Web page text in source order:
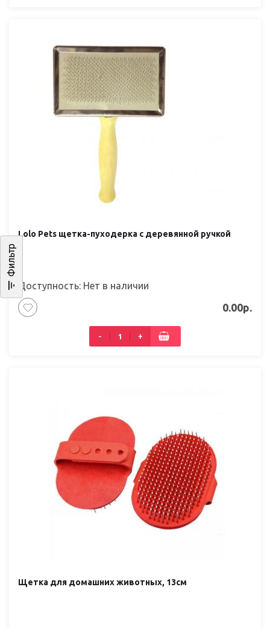
Фильтр
Lolo Pets щетка-пуходерка с деревянной ручкой
Доступность: Нет в наличии
0.00р.
- +
Щетка для домашних животных, 13см